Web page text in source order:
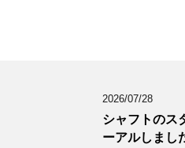
2026/07/28
シャフトのス
ーアルしまし